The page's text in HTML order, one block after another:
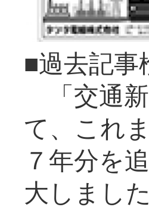
■過去記
「交通
て、これ
７年分を
大し